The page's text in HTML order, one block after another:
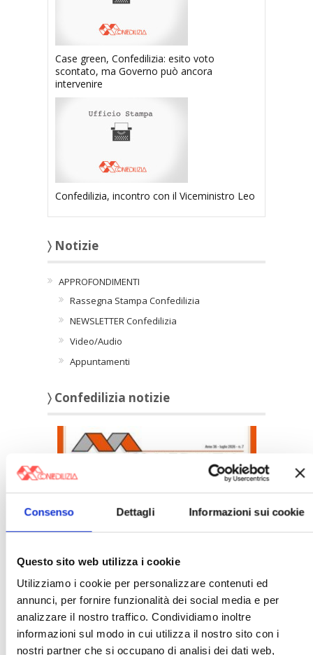
Consenso Dettagli Informazioni sui cookie
Questo sito web utilizza i cookie
Utilizziamo i cookie per personalizzare contenuti ed
annunci, per fornire funzionalità dei social media e per
analizzare il nostro traffico. Condividiamo inoltre
informazioni sul modo in cui utilizza il nostro sito con i
nostri partner che si occupano di analisi dei dati web,
Case green, Confedilizia: esito voto
scontato, ma Governo può ancora
intervenire
Confedilizia, incontro con il Viceministro Leo
〉 Notizie
APPROFONDIMENTI
Rassegna Stampa Confedilizia
NEWSLETTER Confedilizia
Video/Audio
Appuntamenti
〉 Confedilizia notizie
〉 Italia Oggi – Pagina Confedilizia